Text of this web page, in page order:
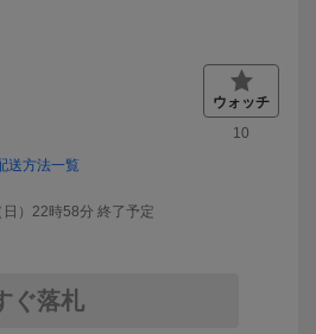
送方法一覧
10
）22時58分 終了予定
ぐ落札